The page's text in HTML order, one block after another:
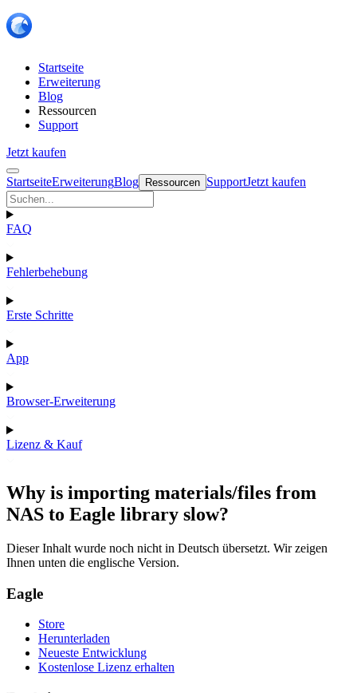
Startseite
Erweiterung
Blog
Ressourcen
Support
Jetzt kaufen
StartseiteErweiterungBlog Ressourcen SupportJetzt kaufen
FAQ
Fehlerbehebung
Erste Schritte
App
Browser-Erweiterung
Lizenz & Kauf
Why is importing materials/files from
NAS to Eagle library slow?
Dieser Inhalt wurde noch nicht in Deutsch übersetzt. Wir zeigen
Ihnen unten die englische Version.
Eagle
Store
Herunterladen
Neueste Entwicklung
Kostenlose Lizenz erhalten